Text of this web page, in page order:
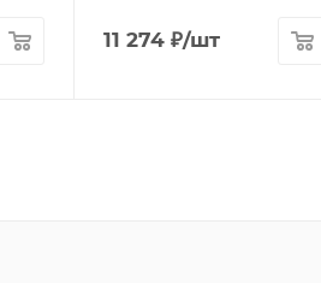
11 274₽/шт